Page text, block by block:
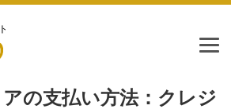
アの支払い方法：クレジ